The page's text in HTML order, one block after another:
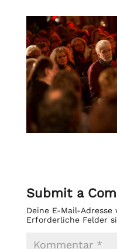
Submit a
Deine E-Mail-
Erforderliche Felder